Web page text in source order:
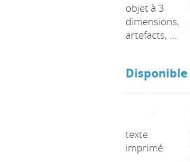
objet à 3
dimensions,
artefacts, ...
Disponible
texte
imprimé